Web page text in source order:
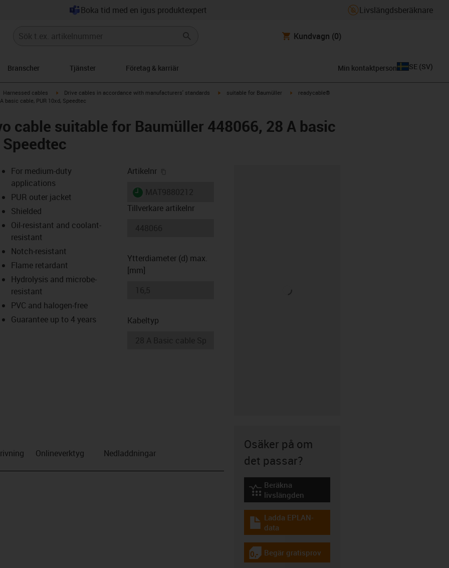
Boka tid med en igus produktexpert Livslängdsberäknare
Kundvagn (0)
Branscher Tjänster Företag & karriär Min kontaktperson SE (SV)
igus-icon-arrow-right
Harnessed cables igus-icon-arrow-right
Drive cables in accordance with manufacturers' standards igus-icon-arrow-right
suitable for Baumüller igus-icon-arrow-right
readycable®
basic cable, PUR 10xd, Speedtec
cable suitable for Baumüller 448066, 28 A basic
icon-lupe
icon-lupe
For medium-duty
applications
PUR outer jacket
Shielded
Oil-resistant and coolant-
resistant
Notch-resistant
Flame retardant
Hydrolysis and microbe-
resistant
PVC and halogen-free
Guarantee up to 4 years
Artikelnr
igus-icon-lieferzeit
Tillverkare artikelnr
Ytterdiameter (d) max.
[mm]
Kabeltyp
Onlineverktyg Nedladdningar
Osäker på om
det passar?
igus-icon-lebensdauerrechner
Beräkna
livslängden
igus-icon-download-plan
Ladda EPLAN-
data
igus-icon-gratismuster
Begär gratisprov